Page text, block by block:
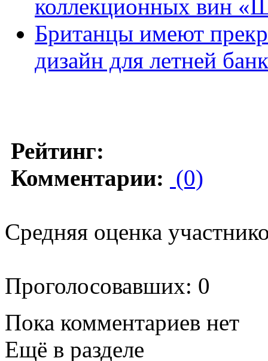
коллекционных вин
Британцы имеют
дизайн для летней
Рейтинг:
Комментарии: (0)
Средняя оценка
Проголосовавших: 0
Пока комментариев нет
Ещё в разделе